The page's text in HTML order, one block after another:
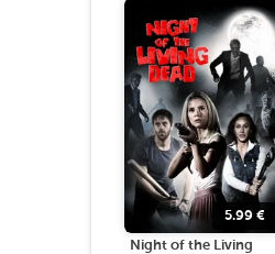
5.99€
Night of the Living